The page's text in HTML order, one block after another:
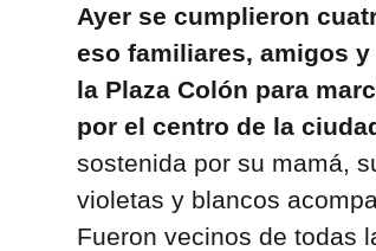
Ayer se cumplieron
eso familiares, amigos
la Plaza Colón para
por el centro de la
sostenida por su mamá,
violetas y blancos
Fueron vecinos de todas